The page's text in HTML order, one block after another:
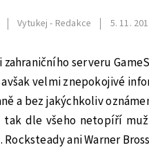
Vytukej - Redakce 5. 11.
zahraničního serveru
velmi znepokojivé
a bez jakýchkoliv
dle všeho netopíří
ani Warner